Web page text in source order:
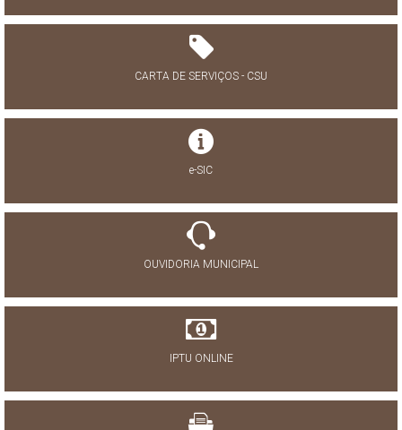
CARTA DE SERVIÇOS - CSU
e-SIC
OUVIDORIA MUNICIPAL
IPTU ONLINE